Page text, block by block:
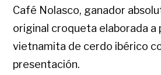
Café Nolasco, ganador
original croqueta elaborada a
vietnamita de cerdo ibérico
presentación.